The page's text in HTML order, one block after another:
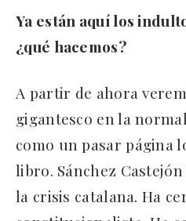
Ya están aquí los
¿qué hacemos?
A partir de ahora
gigantesco en la
como un pasar página
libro. Sánchez
la crisis catalana. Ha